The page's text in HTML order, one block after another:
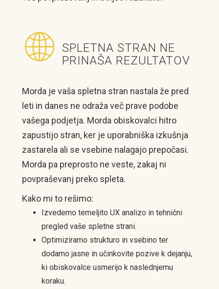
SPLETNA STRAN NE
PRINAŠA REZULTATOV
Morda je vaša spletna stran nastala že pred
leti in danes ne odraža več prave podobe
vašega podjetja. Morda obiskovalci hitro
zapustijo stran, ker je uporabniška izkušnja
zastarela ali se vsebine nalagajo prepočasi.
Morda pa preprosto ne veste, zakaj ni
povpraševanj preko spleta.
Kako mi to rešimo:
Izvedemo temeljito UX analizo in tehnični
pregled vaše spletne strani.
Optimiziramo strukturo in vsebino ter
dodamo jasne in učinkovite pozive k dejanju,
ki obiskovalce usmerijo k naslednjemu
koraku.